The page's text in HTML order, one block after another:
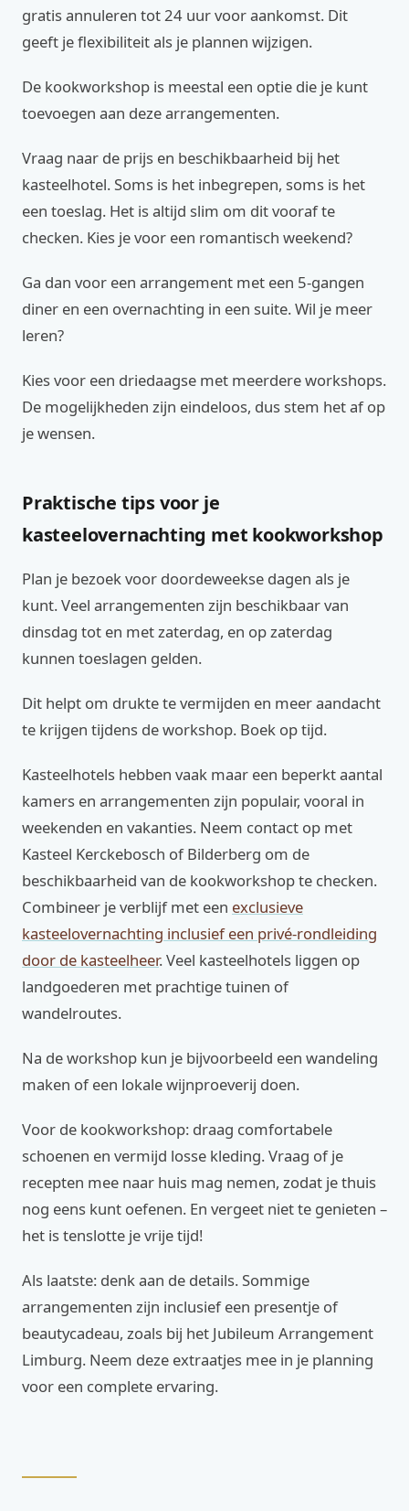
gratis annuleren tot 24 uur voor aankomst. Dit
geeft je flexibiliteit als je plannen wijzigen.
De kookworkshop is meestal een optie die je kunt
toevoegen aan deze arrangementen.
Vraag naar de prijs en beschikbaarheid bij het
kasteelhotel. Soms is het inbegrepen, soms is het
een toeslag. Het is altijd slim om dit vooraf te
checken. Kies je voor een romantisch weekend?
Ga dan voor een arrangement met een 5-gangen
diner en een overnachting in een suite. Wil je meer
leren?
Kies voor een driedaagse met meerdere workshops.
De mogelijkheden zijn eindeloos, dus stem het af op
je wensen.
Praktische tips voor je
kasteelovernachting met kookworkshop
Plan je bezoek voor doordeweekse dagen als je
kunt. Veel arrangementen zijn beschikbaar van
dinsdag tot en met zaterdag, en op zaterdag
kunnen toeslagen gelden.
Dit helpt om drukte te vermijden en meer aandacht
te krijgen tijdens de workshop. Boek op tijd.
Kasteelhotels hebben vaak maar een beperkt aantal
kamers en arrangementen zijn populair, vooral in
weekenden en vakanties. Neem contact op met
Kasteel Kerckebosch of Bilderberg om de
beschikbaarheid van de kookworkshop te checken.
Combineer je verblijf met een exclusieve
kasteelovernachting inclusief een privé-rondleiding
door de kasteelheer. Veel kasteelhotels liggen op
landgoederen met prachtige tuinen of
wandelroutes.
Na de workshop kun je bijvoorbeeld een wandeling
maken of een lokale wijnproeverij doen.
Voor de kookworkshop: draag comfortabele
schoenen en vermijd losse kleding. Vraag of je
recepten mee naar huis mag nemen, zodat je thuis
nog eens kunt oefenen. En vergeet niet te genieten –
het is tenslotte je vrije tijd!
Als laatste: denk aan de details. Sommige
arrangementen zijn inclusief een presentje of
beautycadeau, zoals bij het Jubileum Arrangement
Limburg. Neem deze extraatjes mee in je planning
voor een complete ervaring.